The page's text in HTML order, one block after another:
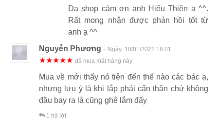
Dạ shop cảm ơn anh Hiếu Thiện ạ ^^.
Rất mong nhận được phản hồi tốt từ
anh ạ ^^
Nguyễn Phương - Ngày: 10/01/2022 18:01
★★★★★ đã mua mặt hàng này
Mua về mới thấy nó tiện đến thế nào các bác ạ,
nhưng lưu ý là khi lắp phải cẩn thận chứ không
đầu bay ra là cũng ghê lắm đấy
1 trả lời: